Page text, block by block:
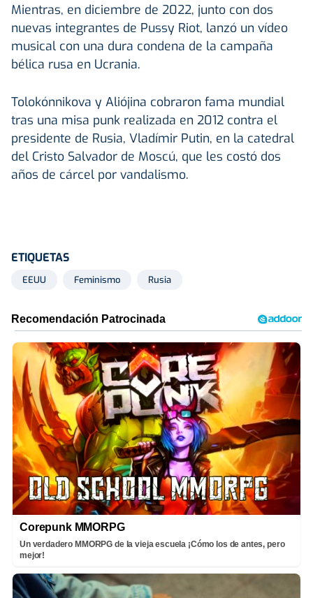
Mientras, en diciembre de 2022, junto con dos
nuevas integrantes de Pussy Riot, lanzó un vídeo
musical con una dura condena de la campaña
bélica rusa en Ucrania.
Tolokónnikova y Aliójina cobraron fama mundial
tras una misa punk realizada en 2012 contra el
presidente de Rusia, Vladímir Putin, en la catedral
del Cristo Salvador de Moscú, que les costó dos
años de cárcel por vandalismo.
ETIQUETAS
EEUU Feminismo Rusia
Corepunk MMORPG
Un verdadero MMORPG de la vieja escuela ¡Cómo los de antes, pero
mejor!